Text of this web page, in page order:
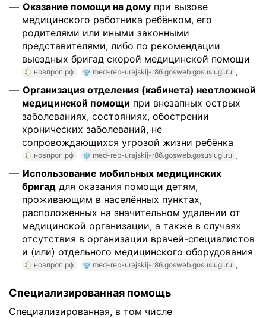
Оказание помощи на дому при вызове
медицинского работника ребёнком, его
родителями или иными законными
представителями, либо по рекомендации
выездных бригад скорой медицинской помощи
новпроп.рф med-reb-urajskij-r86.gosweb.gosuslugi.ru .
Организация отделения (кабинета) неотложной
медицинской помощи при внезапных острых
заболеваниях, состояниях, обострении
хронических заболеваний, не
сопровождающихся угрозой жизни ребёнка
новпроп.рф med-reb-urajskij-r86.gosweb.gosuslugi.ru .
Использование мобильных медицинских
бригад для оказания помощи детям,
проживающим в населённых пунктах,
расположенных на значительном удалении от
медицинской организации, а также в случаях
отсутствия в организации врачей-специалистов
и (или) отдельного медицинского оборудования
новпроп.рф med-reb-urajskij-r86.gosweb.gosuslugi.ru .
Специализированная помощь
Специализированная, в том числе